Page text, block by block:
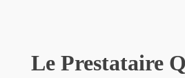
Le Prestataire